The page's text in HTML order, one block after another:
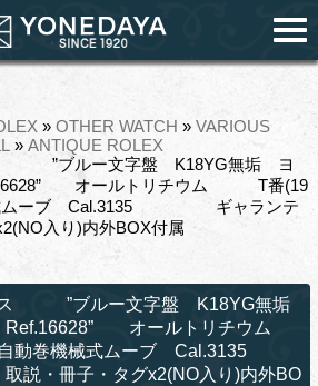
» OTHER WATCH » VARIOUS
» ANTIQUE ROLEX
”ブルー文字盤 K18YG無垢 ヨ
オールトリチウム T番(19
式ムーブ Cal.3135 ギャランテ
入り)内外BOX付属
ス ”ブルー文字盤 K18YG無垢
オールトリチウム
動巻機械式ムーブ Cal.3135
・冊子・タグx2(NO入り)内外BO